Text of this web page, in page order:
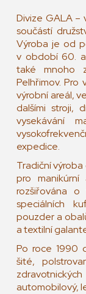
Divize GALA –
součástí
Výroba je od
v období 60.
také mnoho
Pelhřimov. Pro
výrobní areál,
dalšími stroji,
vysekávání
expedice.
Tradiční
pro
rozšiřována o
speciálních
pouzder a
a textilní
Po roce 1990
šité,
automobilový,